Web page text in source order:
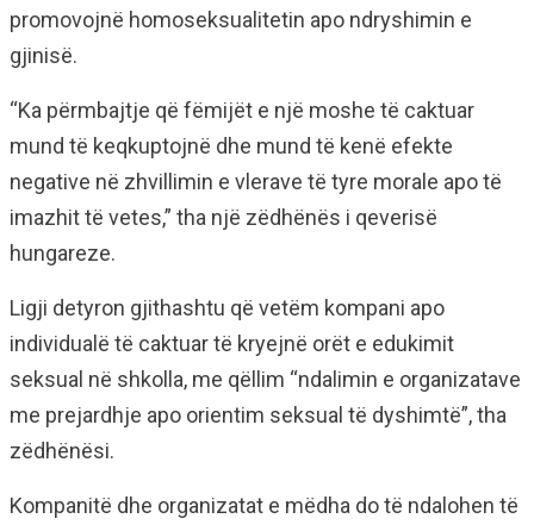
promovojnë homoseksualitetin apo ndryshimin e
gjinisë.
“Ka përmbajtje që fëmijët e një moshe të caktuar
mund të keqkuptojnë dhe mund të kenë efekte
negative në zhvillimin e vlerave të tyre morale apo të
imazhit të vetes,” tha një zëdhënës i qeverisë
hungareze.
Ligji detyron gjithashtu që vetëm kompani apo
individualë të caktuar të kryejnë orët e edukimit
seksual në shkolla, me qëllim “ndalimin e organizatave
me prejardhje apo orientim seksual të dyshimtë”, tha
zëdhënësi.
Kompanitë dhe organizatat e mëdha do të ndalohen të